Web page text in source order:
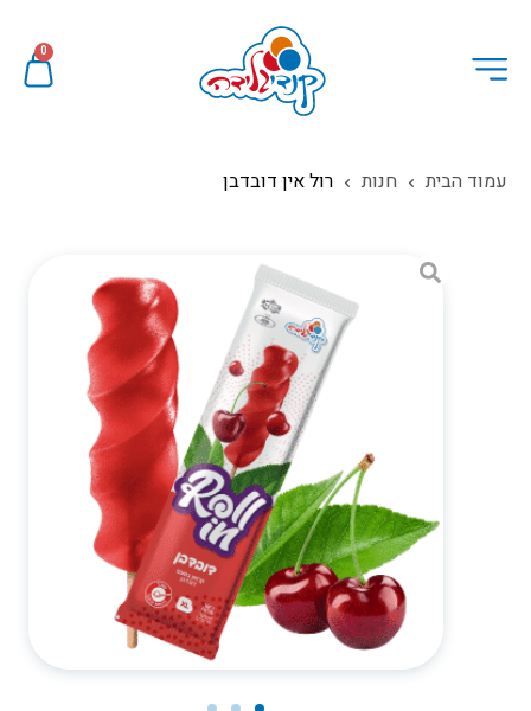
0
עמוד הבית חנות רול אין דובדבן